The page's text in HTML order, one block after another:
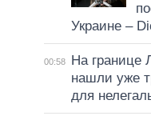
Украине –
00:58
На границе
нашли уже
для